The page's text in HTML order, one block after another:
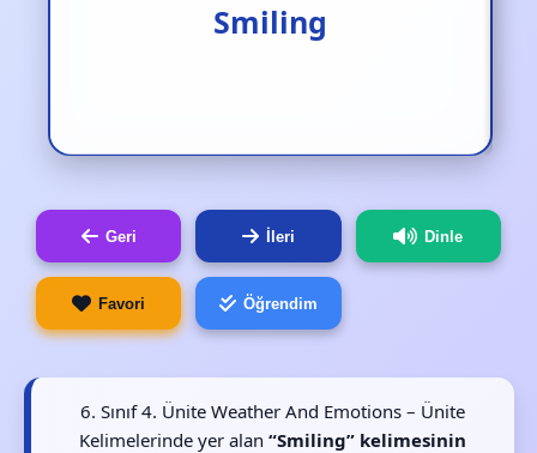
Smiling
Gülümseyen / güler yüzlü
Geri İleri Dinle
Favori Öğrendim
6. Sınıf 4. Ünite Weather And Emotions – Ünite
Kelimelerinde yer alan“Smiling” kelimesinin